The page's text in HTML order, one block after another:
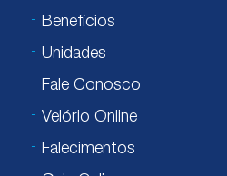
Benefícios
Unidades
Fale Conosco
Velório Online
Falecimentos